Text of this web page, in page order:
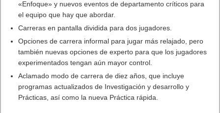
«Enfoque» y nuevos eventos de departamento críticos para
el equipo que hay que abordar.
Carreras en pantalla dividida para dos jugadores.
Opciones de carrera informal para jugar más relajado, pero
también nuevas opciones de experto para que los jugadores
experimentados tengan aún mayor control.
Aclamado modo de carrera de diez años, que incluye
programas actualizados de Investigación y desarrollo y
Prácticas, así como la nueva Práctica rápida.